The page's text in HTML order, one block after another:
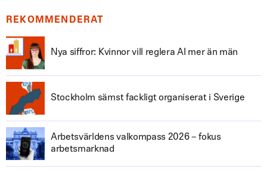
REKOMMENDERAT
Nya siffror: Kvinnor vill reglera AI mer än män
Stockholm sämst fackligt organiserat i Sverige
Arbetsvärldens valkompass 2026 – fokus
arbetsmarknad